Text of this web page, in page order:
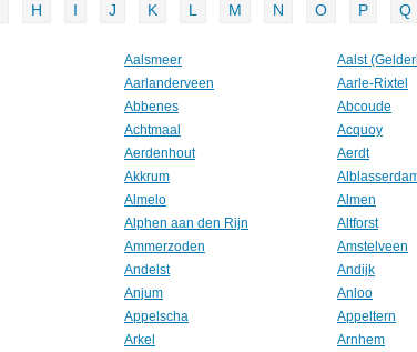
H I J K L M N O P Q
Aalsmeer Aalst
Aarlanderveen Aarle-Rixtel
Abbenes Abcoude
Achtmaal Acquoy
Aerdenhout Aerdt
Akkrum
Almelo Almen
Alphen aan den Rijn Altforst
Ammerzoden Amstelveen
Andelst Andijk
Anjum Anloo
Appelscha Appeltern
Arkel Arnhem